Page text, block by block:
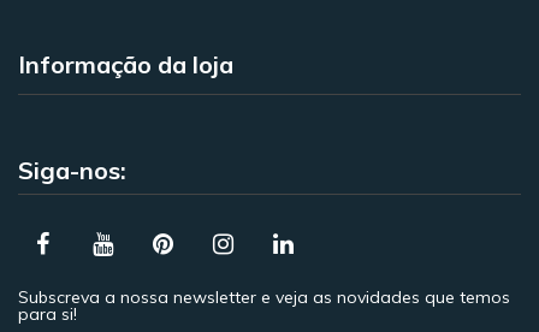
Informação da loja
Siga-nos:
Subscreva a nossa newsletter e veja as novidades que temos
para si!